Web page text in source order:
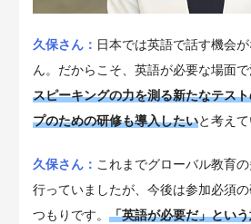
久保さん： 日本では英語で話す機会
ん。だからこそ、英語が必要な場面で
スピーキングの力を測る新たなテス
プのための研修も導入したいと考えて
久保さん： これまでグローバル教育
行っていましたが、今後は参加必須
つもりです。 「英語が必要だ」とい